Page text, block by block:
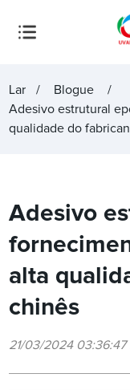
Lar
Blogue
Adesivo estrutural
qualidade do
Adesivo
alta
chinês
21/03/2024 03:36:47